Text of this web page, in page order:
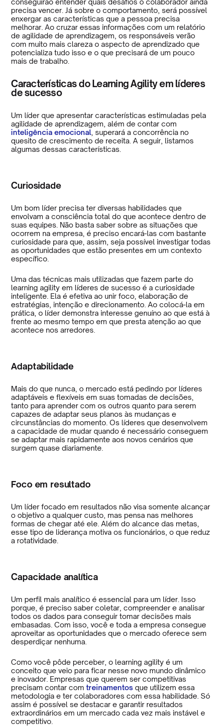
precisa vencer. Já sobre o comportamento, será possível
enxergar as características que a pessoa precisa
melhorar. Ao cruzar essas informações com um relatório
de agilidade de aprendizagem, os responsáveis verão
com muito mais clareza o aspecto de aprendizado que
potencializa tudo isso e o que precisará de um pouco
mais de trabalho.
Características do Learning Agility em líderes
de sucesso
Um líder que apresentar características estimuladas pela
agilidade de aprendizagem, além de contar com
inteligência emocional , superará a concorrência no
quesito de crescimento de receita. A seguir, listamos
algumas dessas características.
Curiosidade
Um bom líder precisa ter diversas habilidades que
envolvam a consciência total do que acontece dentro de
suas equipes. Não basta saber sobre as situações que
ocorrem na empresa, é preciso encará-las com bastante
curiosidade para que, assim, seja possível investigar todas
as oportunidades que estão presentes em um contexto
específico.
Uma das técnicas mais utilizadas que fazem parte do
learning agility em líderes de sucesso é a curiosidade
inteligente. Ela é efetiva ao unir foco, elaboração de
estratégias, intenção e direcionamento. Ao colocá-la em
prática, o líder demonstra interesse genuíno ao que está à
frente ao mesmo tempo em que presta atenção ao que
acontece nos arredores.
Adaptabilidade
Mais do que nunca, o mercado está pedindo por líderes
adaptáveis e flexíveis em suas tomadas de decisões,
tanto para aprender com os outros quanto para serem
capazes de adaptar seus planos às mudanças e
circunstâncias do momento. Os líderes que desenvolvem
a capacidade de mudar quando é necessário conseguem
se adaptar mais rapidamente aos novos cenários que
surgem quase diariamente.
Foco em resultado
Um líder focado em resultados não visa somente alcançar
o objetivo a qualquer custo, mas pensa nas melhores
formas de chegar até ele. Além do alcance das metas,
esse tipo de liderança motiva os funcionários, o que reduz
a rotatividade.
Capacidade analítica
Um perfil mais analítico é essencial para um líder. Isso
porque, é preciso saber coletar, compreender e analisar
todos os dados para conseguir tomar decisões mais
embasadas. Com isso, você e toda a empresa consegue
aproveitar as oportunidades que o mercado oferece sem
desperdiçar nenhuma.
Como você pôde perceber, o learning agility é um
conceito que veio para ficar nesse novo mundo dinâmico
e inovador. Empresas que querem ser competitivas
precisam contar com treinamentos que utilizem essa
metodologia e ter colaboradores com essa habilidade. Só
assim é possível se destacar e garantir resultados
extraordinários em um mercado cada vez mais instável e
competitivo.